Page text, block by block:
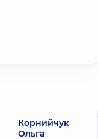
Корнийчук
Ольга